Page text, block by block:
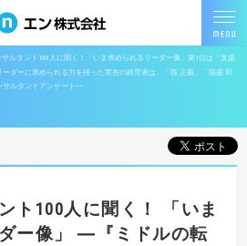
サルタント100人に聞く！「いま求められるリーダー像」第1位は「支援
ダーに求められる力を持った実在の経営者は、「孫 正義」「稲盛 和
サルタントアンケート―
ト100人に聞く！
「いま
ー像」―『ミドルの転